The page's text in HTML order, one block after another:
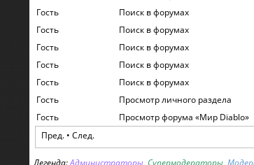
Гость
Поиск в форумах
Гость
Поиск в форумах
Гость
Поиск в форумах
Гость
Поиск в форумах
Гость
Поиск в форумах
Гость
Просмотр личного раздела
Гость
Просмотр форума «Мир Diablo»
Пред.• След.
Легенда:Администраторы, Супермодераторы,